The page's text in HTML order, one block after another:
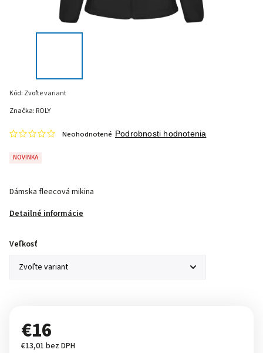
Kód: Zvoľte variant
NOVINKA
Neohodnotené Podrobnosti hodnotenia
Dámska fleecová mikina
Detailné informácie
Značka: ROLY
Veľkosť
€16
€13,01 bez DPH